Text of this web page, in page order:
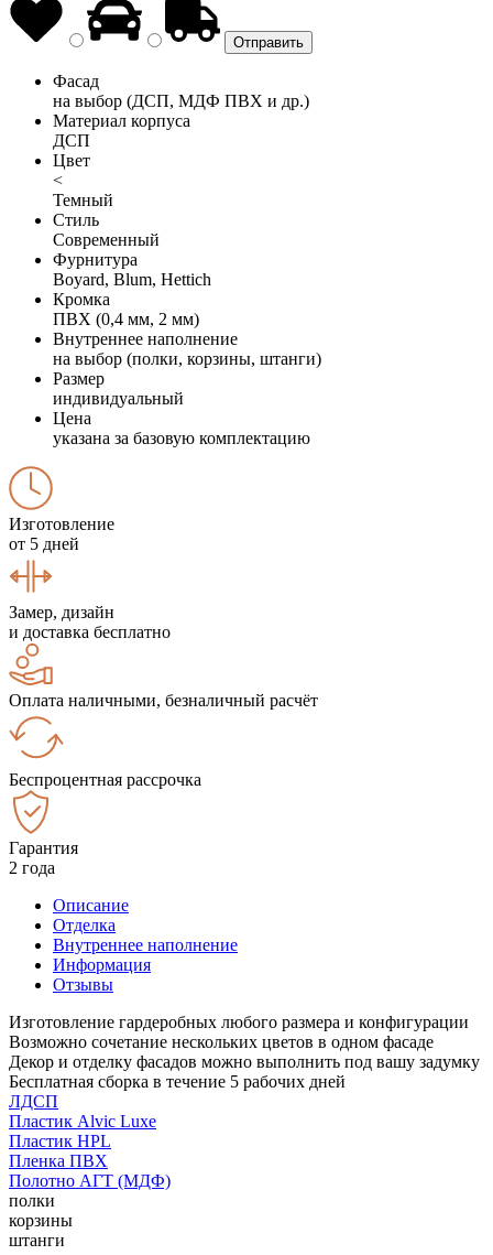
Фасад
на выбор (ДСП, МДФ ПВХ и др.)
Материал корпуса
ДСП
Цвет
<
Темный
Стиль
Современный
Фурнитура
Boyard, Blum, Hettich
Кромка
ПВХ (0,4 мм, 2 мм)
Внутреннее наполнение
на выбор (полки, корзины, штанги)
Размер
индивидуальный
Цена
указана за базовую комплектацию
Изготовление
от 5 дней
Замер, дизайн
и доставка бесплатно
Оплата наличными, безналичный расчёт
Беспроцентная рассрочка
Гарантия
2 года
Описание
Отделка
Внутреннее наполнение
Информация
Отзывы
Изготовление гардеробных любого размера и конфигурации
Возможно сочетание нескольких цветов в одном фасаде
Декор и отделку фасадов можно выполнить под вашу задумку
Бесплатная сборка в течение 5 рабочих дней
ЛДСП
Пластик Alvic Luxe
Пластик HPL
Пленка ПВХ
Полотно АГТ (МДФ)
полки
корзины
штанги